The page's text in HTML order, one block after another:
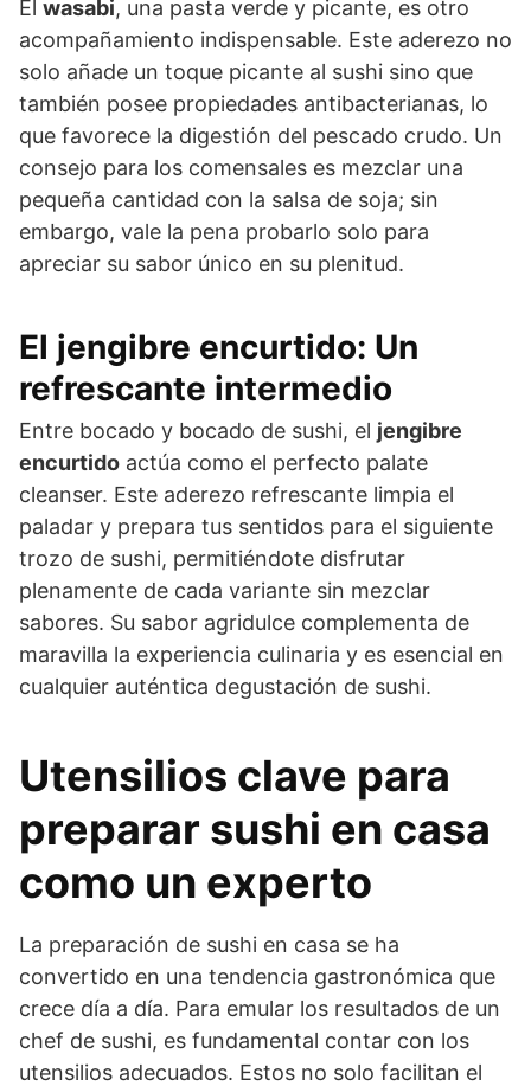
El wasabi, una pasta verde y picante, es otro
acompañamiento indispensable. Este aderezo no
solo añade un toque picante al sushi sino que
también posee propiedades antibacterianas, lo
que favorece la digestión del pescado crudo. Un
consejo para los comensales es mezclar una
pequeña cantidad con la salsa de soja; sin
embargo, vale la pena probarlo solo para
apreciar su sabor único en su plenitud.
El jengibre encurtido: Un
refrescante intermedio
Entre bocado y bocado de sushi, el jengibre
encurtido actúa como el perfecto palate
cleanser. Este aderezo refrescante limpia el
paladar y prepara tus sentidos para el siguiente
trozo de sushi, permitiéndote disfrutar
plenamente de cada variante sin mezclar
sabores. Su sabor agridulce complementa de
maravilla la experiencia culinaria y es esencial en
cualquier auténtica degustación de sushi.
Utensilios clave para
preparar sushi en casa
como un experto
La preparación de sushi en casa se ha
convertido en una tendencia gastronómica que
crece día a día. Para emular los resultados de un
chef de sushi, es fundamental contar con los
utensilios adecuados. Estos no solo facilitan el